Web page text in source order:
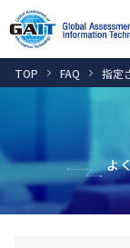
団
GAITを
GAIT2.0
試験問
GAITを
TOP FAQ 指定
よ